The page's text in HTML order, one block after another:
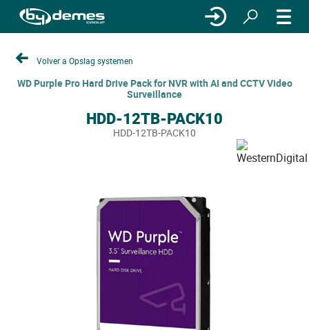
Volver a Opslag systemen
WD Purple Pro Hard Drive Pack for NVR with AI and CCTV Video
Surveillance
HDD-12TB-PACK10
HDD-12TB-PACK10